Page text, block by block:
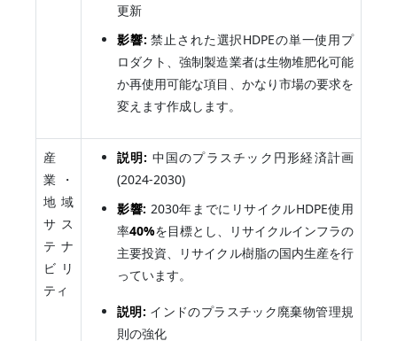
更新
影響:禁止された選択HDPEの単一使用プ
ロダクト、強制製造業者は生物堆肥化可能
か再使用可能な項目、かなり市場の要求を
変えます作成します。
産
業・
地域
サス
テナ
ビリ
ティ
説明: 中国のプラスチック円形経済計画
(2024-2030)
影響: 2030年までにリサイクルHDPE使用
率40%を目標とし、リサイクルインフラの
主要投資、リサイクル樹脂の国内生産を行
っています。
説明: インドのプラスチック廃棄物管理規
則の強化